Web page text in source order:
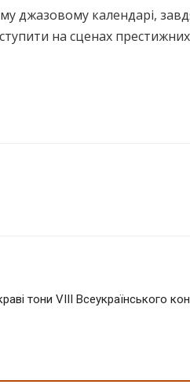
джазовому календарі,
на сценах
тони VIII Всеукраїнського